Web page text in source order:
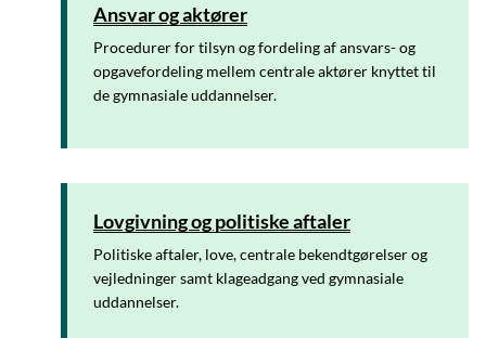
Ansvar og aktører
Procedurer for tilsyn og fordeling af ansvars- og
opgavefordeling mellem centrale aktører knyttet til
de gymnasiale uddannelser.
Lovgivning og politiske aftaler
Politiske aftaler, love, centrale bekendtgørelser og
vejledninger samt klageadgang ved gymnasiale
uddannelser.